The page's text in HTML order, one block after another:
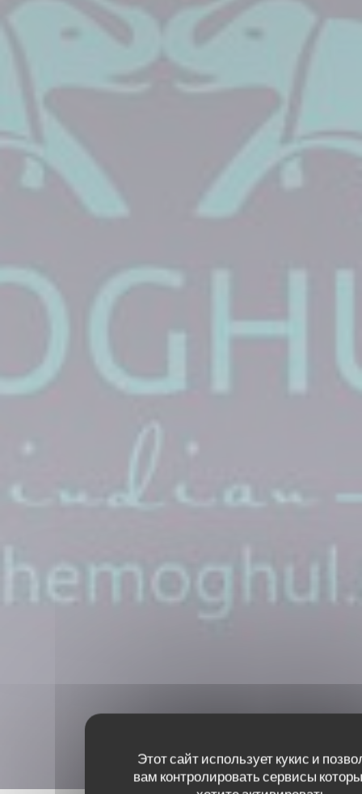
Этот сайт использует кукис и
вам контролировать сервисы